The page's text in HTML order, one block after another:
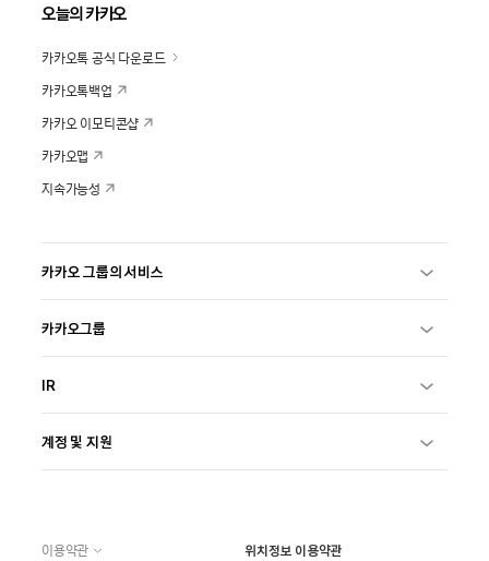
오늘의 카카오
카카오톡 공식 다운로드
카카오톡백업
카카오 이모티콘샵
카카오맵
지속가능성
카카오 그룹의 서비스
카카오그룹
IR
계정 및 지원
이용약관 위치정보 이용약관